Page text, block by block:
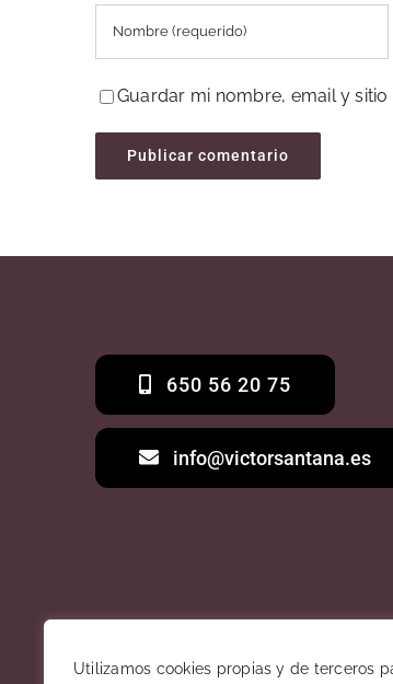
Utilizamos cookies propias y de terceros
Guardar mi nombre, email y
650 56 20 75
info@victorsantana.es